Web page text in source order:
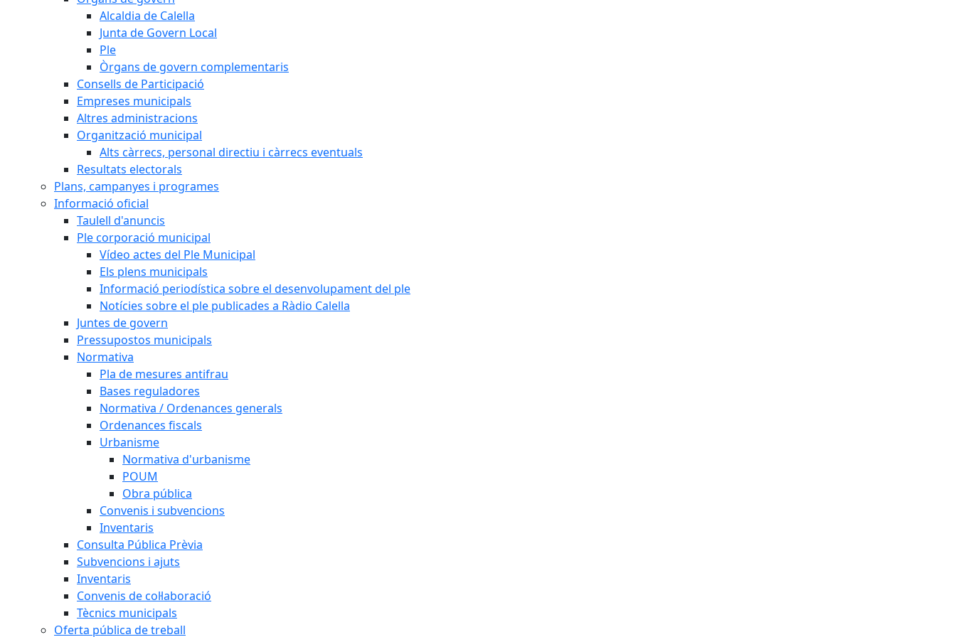
Alcaldia de Calella
Junta de Govern Local
Ple
Òrgans de govern complementaris
Consells de Participació
Empreses municipals
Altres administracions
Organització municipal
Alts càrrecs, personal directiu i càrrecs eventuals
Resultats electorals
Plans, campanyes i programes
Informació oficial
Taulell d'anuncis
Ple corporació municipal
Vídeo actes del Ple Municipal
Els plens municipals
Informació periodística sobre el desenvolupament del ple
Notícies sobre el ple publicades a Ràdio Calella
Juntes de govern
Pressupostos municipals
Normativa
Pla de mesures antifrau
Bases reguladores
Normativa / Ordenances generals
Ordenances fiscals
Urbanisme
Normativa d'urbanisme
POUM
Obra pública
Convenis i subvencions
Inventaris
Consulta Pública Prèvia
Subvencions i ajuts
Inventaris
Convenis de col·laboració
Tècnics municipals
Oferta pública de treball